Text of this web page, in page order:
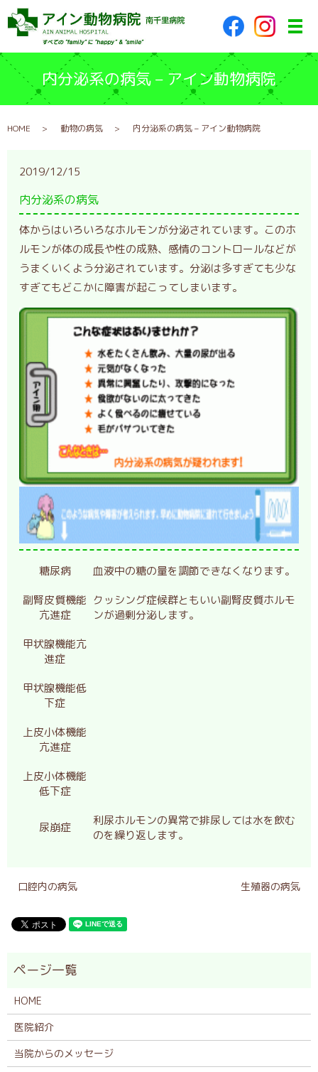
メ
内分泌系の病気 – アイン動物病院
HOME 動物の病気 内分泌系の病気 – アイン動物病院
2019/12/15
内分泌系の病気
体からはいろいろなホルモンが分泌されています。このホ
ルモンが体の成長や性の成熟、感情のコントロールなどが
うまくいくよう分泌されています。分泌は多すぎても少な
すぎてもどこかに障害が起こってしまいます。
糖尿病
血液中の糖の量を調節できなくなります。
副腎皮質機能
亢進症
クッシング症候群ともいい副腎皮質ホルモ
ンが過剰分泌します。
甲状腺機能亢
進症
甲状腺機能低
下症
上皮小体機能
亢進症
上皮小体機能
低下症
尿崩症
利尿ホルモンの異常で排尿しては水を飲む
のを繰り返します。
口腔内の病気 生殖器の病気
HOME
医院紹介
当院からのメッセージ